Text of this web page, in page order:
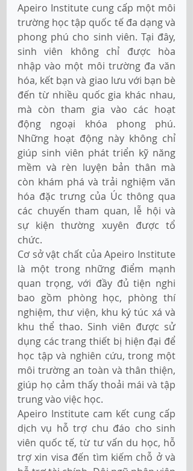
Apeiro Institute cung cấp một môi
trường học tập quốc tế đa dạng và
phong phú cho sinh viên. Tại đây,
sinh viên không chỉ được hòa
nhập vào một môi trường đa văn
hóa, kết bạn và giao lưu với bạn bè
đến từ nhiều quốc gia khác nhau,
mà còn tham gia vào các hoạt
động ngoại khóa phong phú.
Những hoạt động này không chỉ
giúp sinh viên phát triển kỹ năng
mềm và rèn luyện bản thân mà
còn khám phá và trải nghiệm văn
hóa đặc trưng của Úc thông qua
các chuyến tham quan, lễ hội và
sự kiện thường xuyên được tổ
chức.
Cơ sở vật chất của Apeiro Institute
là một trong những điểm mạnh
quan trọng, với đầy đủ tiện nghi
bao gồm phòng học, phòng thí
nghiệm, thư viện, khu ký túc xá và
khu thể thao. Sinh viên được sử
dụng các trang thiết bị hiện đại để
học tập và nghiên cứu, trong một
môi trường an toàn và thân thiện,
giúp họ cảm thấy thoải mái và tập
trung vào việc học.
Apeiro Institute cam kết cung cấp
dịch vụ hỗ trợ chu đáo cho sinh
viên quốc tế, từ tư vấn du học, hỗ
trợ xin visa đến tìm kiếm chỗ ở và